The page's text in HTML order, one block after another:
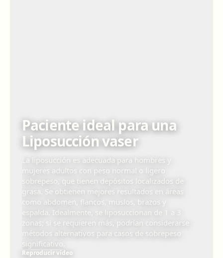
Paciente ideal para una
Liposucción vaser
La liposucción es adecuada para hombres y
mujeres adultos con peso normal o ligero
sobrepeso, que tienen depósitos localizados de
grasa. Se obtienen mejores resultados en áreas
como abdomen, flancos, muslos, brazos y
espalda. Idealmente, se liposuccionan de 1 a 3
zonas; si se requieren más, podrían considerarse
métodos alternativos para casos de sobrepeso
significativo.
Reproducir vídeo